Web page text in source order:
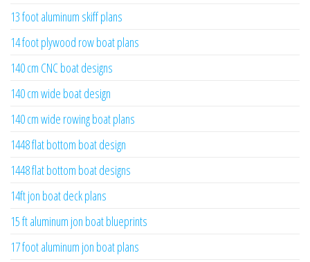
13 foot aluminum skiff plans
14 foot plywood row boat plans
140 cm CNC boat designs
140 cm wide boat design
140 cm wide rowing boat plans
1448 flat bottom boat design
1448 flat bottom boat designs
14ft jon boat deck plans
15 ft aluminum jon boat blueprints
17 foot aluminum jon boat plans